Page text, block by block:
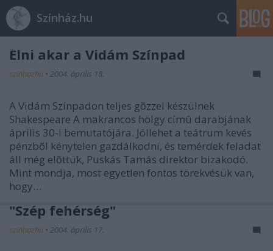
Színház.hu
Élni akar a Vidám Színpad
szinhazhu • 2004. április 18.
A Vidám Színpadon teljes gõzzel készülnek
Shakespeare A makrancos hölgy címû darabjának
április 30-i bemutatójára. Jóllehet a teátrum kevés
pénzbõl kénytelen gazdálkodni, és temérdek feladat
áll még elõttük, Puskás Tamás direktor bizakodó.
Mint mondja, most egyetlen fontos törekvésük van,
hogy…
"Szép fehérség"
szinhazhu • 2004. április 17.